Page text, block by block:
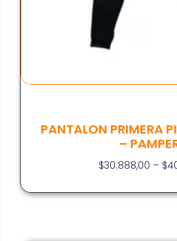
PANTALON PRIMERA
–
$30.888,00 – $